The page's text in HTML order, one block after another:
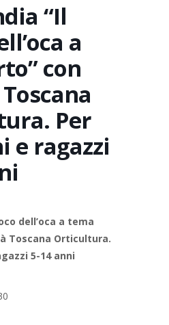
“Il
a
con
Per
e ragazzi
dell’oca a tema
Toscana Orticultura.
5-14 anni